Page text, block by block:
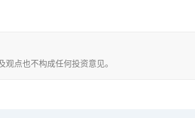
点也不构成任何投资意见。